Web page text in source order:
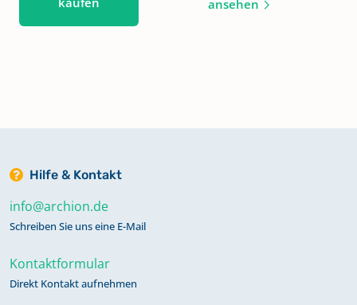
ansehen
Hilfe & Kontakt
info@archion.de
Schreiben Sie uns eine E-Mail
Kontaktformular
Direkt Kontakt aufnehmen